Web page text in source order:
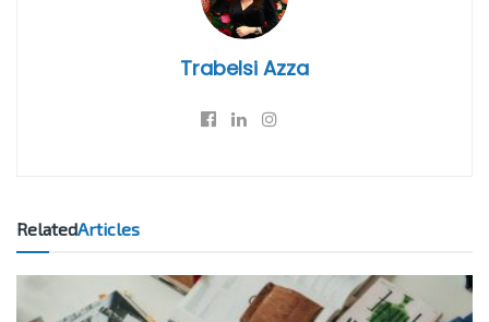
Trabelsi Azza
RelatedArticles